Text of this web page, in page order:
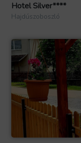
Hotel Silver****
Hajdúszoboszló